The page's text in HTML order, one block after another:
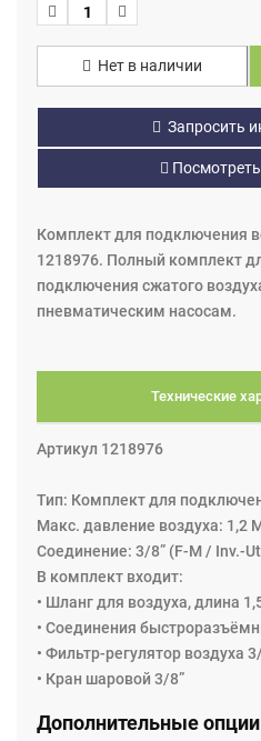
Нет в наличии
Запросить
Комплект для подключения
1218976. Полный комплект
подключения сжатого
пневматическим насосам.
Технические
Артикул 1218976
Тип: Комплект для
Макс. давление воздуха: 1,2
Соединение: 3/8” (F-M / Inv.-
В комплект входит:
• Шланг для воздуха, длина
• Соединения
• Фильтр-регулятор воздуха
• Кран шаровой 3/8”
Дополнительные опции